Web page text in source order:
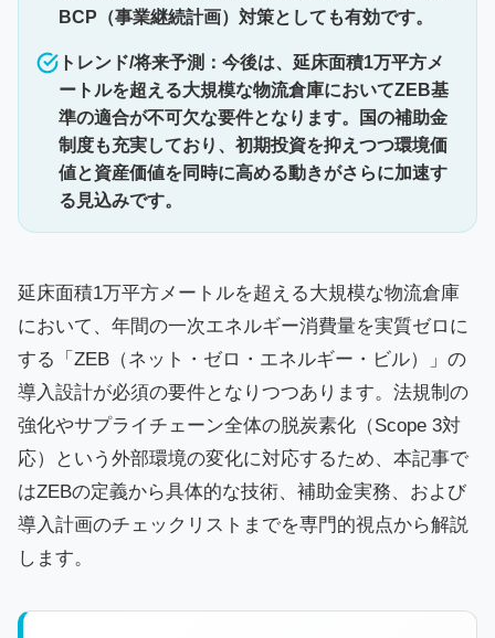
BCP（事業継続計画）対策としても有効です。
トレンド/将来予測：今後は、延床面積1万平方メ
ートルを超える大規模な物流倉庫においてZEB基
準の適合が不可欠な要件となります。国の補助金
制度も充実しており、初期投資を抑えつつ環境価
値と資産価値を同時に高める動きがさらに加速す
る見込みです。
延床面積1万平方メートルを超える大規模な物流倉庫
において、年間の一次エネルギー消費量を実質ゼロに
する「ZEB（ネット・ゼロ・エネルギー・ビル）」の
導入設計が必須の要件となりつつあります。法規制の
強化やサプライチェーン全体の脱炭素化（Scope 3対
応）という外部環境の変化に対応するため、本記事で
はZEBの定義から具体的な技術、補助金実務、および
導入計画のチェックリストまでを専門的視点から解説
します。